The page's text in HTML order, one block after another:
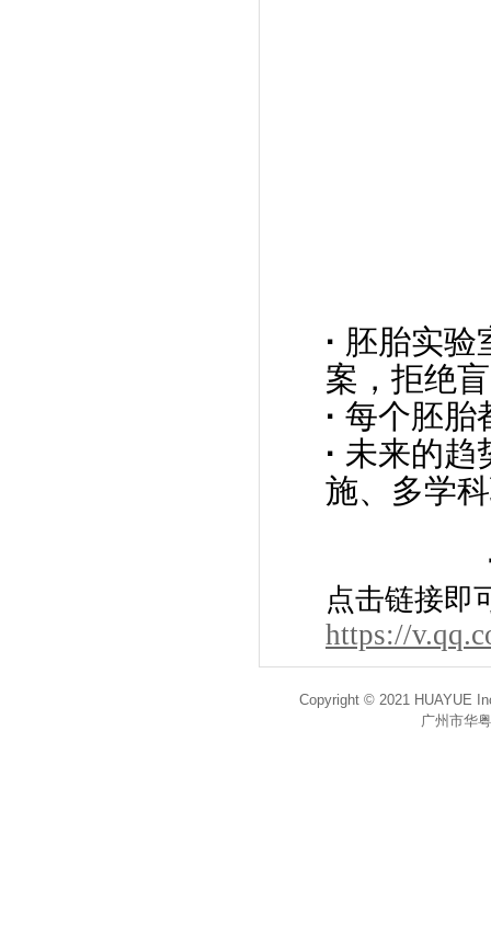
· 胚胎实验
案，拒绝
· 每个胚胎
· 未来的趋
施、多学
点击链接即
https://
Copyright © 2021 HUAYUE
广州市华